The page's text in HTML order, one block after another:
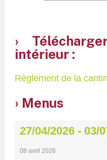
intérieur :
Règlement de la
Menus
27/04/2026 - 03/
08 avril 2026